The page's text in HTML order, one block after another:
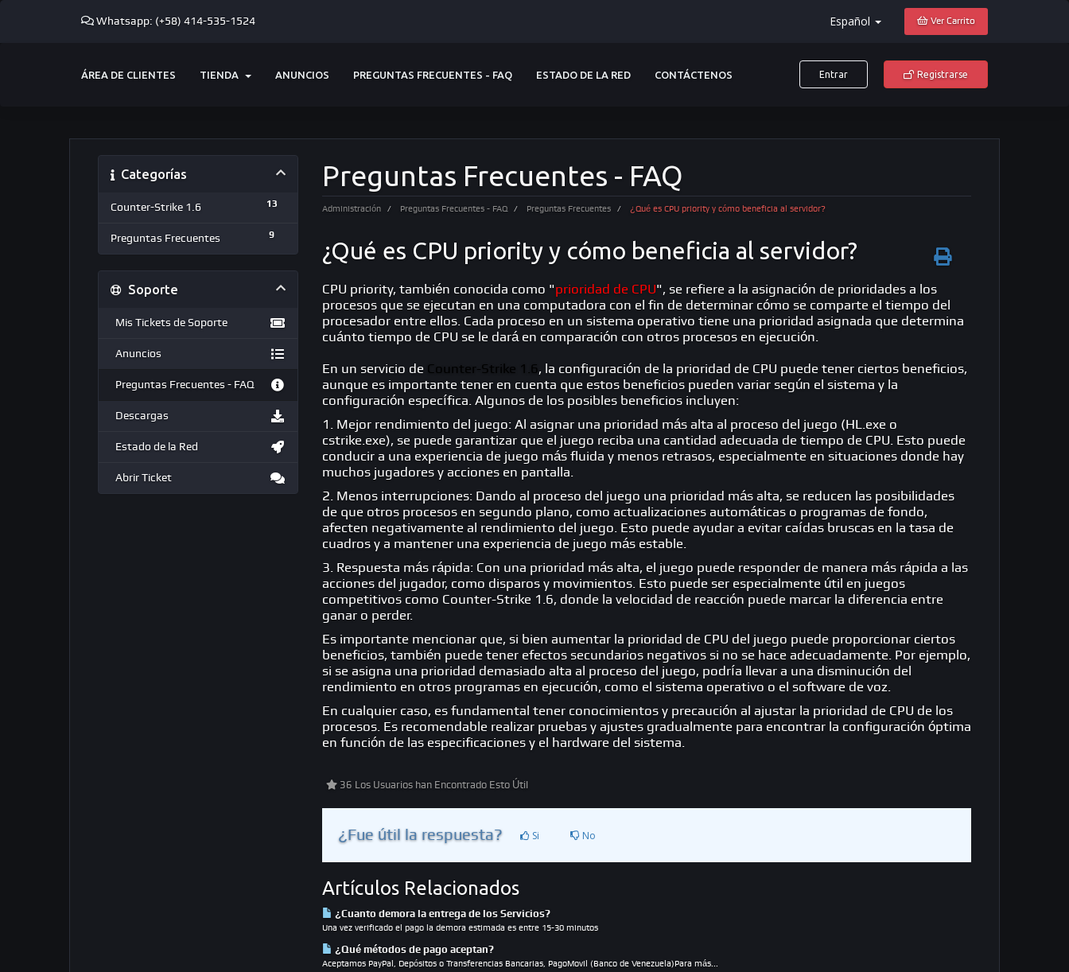
Español Ver Carrito
Whatsapp: (+58) 414-535-1524
ÁREA DE CLIENTES TIENDA ANUNCIOS PREGUNTAS FRECUENTES - FAQ ESTADO DE LA RED CONTÁCTENOS Entrar Registrarse
Preguntas Frecuentes - FAQ
Administración Preguntas Frecuentes - FAQ Preguntas Frecuentes ¿Qué es CPU priority y cómo beneficia al servidor?
Categorías
13
Counter-Strike 1.6
9
Preguntas Frecuentes ¿Qué es CPU priority y cómo beneficia al servidor?
CPU priority, también conocida como "prioridad de CPU", se refiere a la asignación de prioridades a los
procesos que se ejecutan en una computadora con el fin de determinar cómo se comparte el tiempo del
procesador entre ellos. Cada proceso en un sistema operativo tiene una prioridad asignada que determina
cuánto tiempo de CPU se le dará en comparación con otros procesos en ejecución.
En un servicio de Counter-Strike 1.6, la configuración de la prioridad de CPU puede tener ciertos beneficios,
aunque es importante tener en cuenta que estos beneficios pueden variar según el sistema y la
configuración específica. Algunos de los posibles beneficios incluyen:
1. Mejor rendimiento del juego: Al asignar una prioridad más alta al proceso del juego (HL.exe o
cstrike.exe), se puede garantizar que el juego reciba una cantidad adecuada de tiempo de CPU. Esto puede
conducir a una experiencia de juego más fluida y menos retrasos, especialmente en situaciones donde hay
muchos jugadores y acciones en pantalla.
2. Menos interrupciones: Dando al proceso del juego una prioridad más alta, se reducen las posibilidades
de que otros procesos en segundo plano, como actualizaciones automáticas o programas de fondo,
afecten negativamente al rendimiento del juego. Esto puede ayudar a evitar caídas bruscas en la tasa de
cuadros y a mantener una experiencia de juego más estable.
3. Respuesta más rápida: Con una prioridad más alta, el juego puede responder de manera más rápida a las
acciones del jugador, como disparos y movimientos. Esto puede ser especialmente útil en juegos
competitivos como Counter-Strike 1.6, donde la velocidad de reacción puede marcar la diferencia entre
ganar o perder.
Es importante mencionar que, si bien aumentar la prioridad de CPU del juego puede proporcionar ciertos
beneficios, también puede tener efectos secundarios negativos si no se hace adecuadamente. Por ejemplo,
si se asigna una prioridad demasiado alta al proceso del juego, podría llevar a una disminución del
rendimiento en otros programas en ejecución, como el sistema operativo o el software de voz.
En cualquier caso, es fundamental tener conocimientos y precaución al ajustar la prioridad de CPU de los
procesos. Es recomendable realizar pruebas y ajustes gradualmente para encontrar la configuración óptima
en función de las especificaciones y el hardware del sistema.
36 Los Usuarios han Encontrado Esto Útil
¿Fue útil la respuesta? Si No
Artículos Relacionados
¿Cuanto demora la entrega de los Servicios?
Una vez verificado el pago la demora estimada es entre 15-30 minutos
¿Qué métodos de pago aceptan?
Aceptamos PayPal, Depósitos o Transferencias Bancarias, PagoMovil (Banco de Venezuela)Para más...
Soporte
Mis Tickets de Soporte
Anuncios
Preguntas Frecuentes - FAQ
Descargas
Estado de la Red
Abrir Ticket